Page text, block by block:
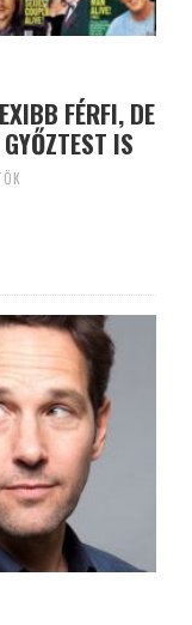
FÉRFI, DE
IS